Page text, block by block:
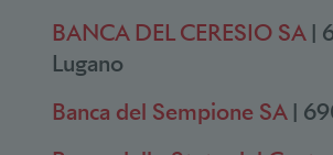
BANCA DEL CERESIO SA|
Lugano
Banca del Sempione SA|